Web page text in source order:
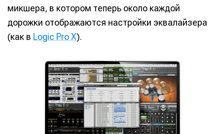
микшера, в котором теперь около каждой
дорожки отображаются настройки эквалайзера
(как в Logic Pro X).